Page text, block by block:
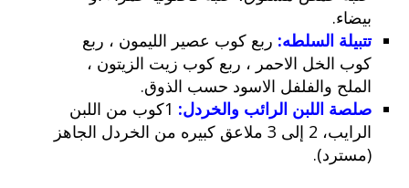
بيضاء.
تتبيلة السلطه: ربع كوب عصير الليمون ، ربع
كوب الخل الاحمر ، ربع كوب زيت الزيتون ،
الملح والفلفل الاسود حسب الذوق.
صلصة اللبن الرائب والخردل:
1كوب من اللبن
الرايب، 2 إلى 3 ملاعق كبيره من الخردل الجاهز
(مسترد).